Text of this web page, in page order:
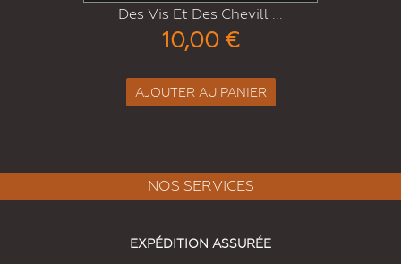
Kit De Joint Plat Adh�
AJOUTER AU PANIER
NOS SERVICES
EXPÉDITION ASSURÉE